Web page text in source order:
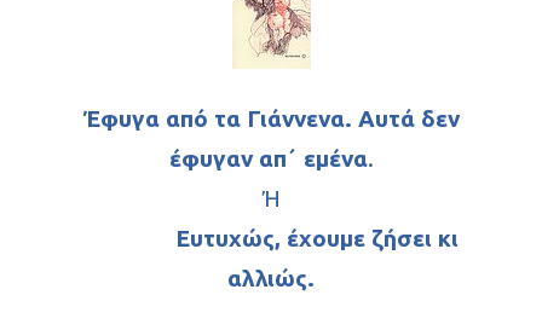
Έφυγα από τα Γιάννενα. Αυτά δεν
έφυγαν απ΄ εμένα.
Ή
Ευτυχώς, έχουμε ζήσει κι
αλλιώς.